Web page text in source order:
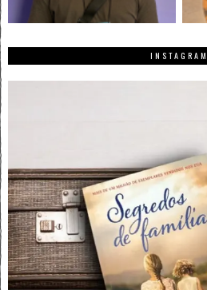
INSTAGRAM